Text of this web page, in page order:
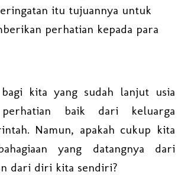
itu tujuannya untuk
perhatian kepada para
kita yang sudah lanjut usia
perhatian baik dari keluarga
Namun, apakah cukup kita
yang datangnya dari
dari diri kita sendiri?